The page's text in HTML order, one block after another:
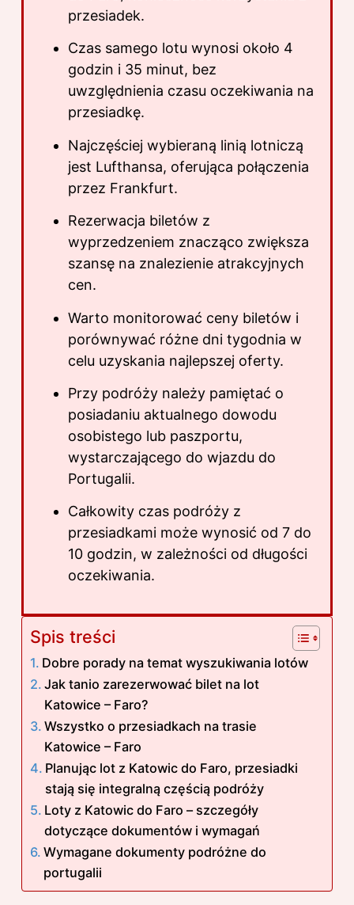
przesiadek.
Czas samego lotu wynosi około 4
godzin i 35 minut, bez
uwzględnienia czasu oczekiwania na
przesiadkę.
Najczęściej wybieraną linią lotniczą
jest Lufthansa, oferująca połączenia
przez Frankfurt.
Rezerwacja biletów z
wyprzedzeniem znacząco zwiększa
szansę na znalezienie atrakcyjnych
cen.
Warto monitorować ceny biletów i
porównywać różne dni tygodnia w
celu uzyskania najlepszej oferty.
Przy podróży należy pamiętać o
posiadaniu aktualnego dowodu
osobistego lub paszportu,
wystarczającego do wjazdu do
Portugalii.
Całkowity czas podróży z
przesiadkami może wynosić od 7 do
10 godzin, w zależności od długości
oczekiwania.
Spis treści
Dobre porady na temat wyszukiwania lotów
Jak tanio zarezerwować bilet na lot
Katowice – Faro?
Wszystko o przesiadkach na trasie
Katowice – Faro
Planując lot z Katowic do Faro, przesiadki
stają się integralną częścią podróży
Loty z Katowic do Faro – szczegóły
dotyczące dokumentów i wymagań
Wymagane dokumenty podróżne do
portugalii